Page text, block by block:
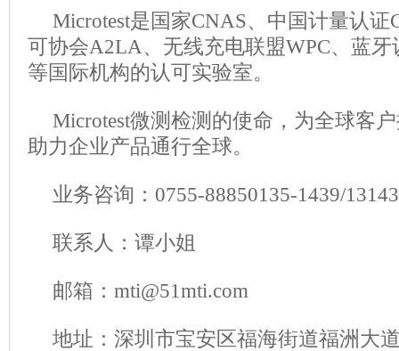
Microtest是国家CNAS、中国计量认
可协会A2LA、无线充电联盟WPC、蓝
等国际机构的认可实验室。
Microtest微测检测的使命，为全球客
助力企业产品通行全球。
业务咨询：0755-88850135-1439/
联系人：谭小姐
邮箱：mti@51mti.com
地址：深圳市宝安区福海街道福洲大